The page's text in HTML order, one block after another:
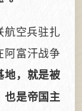
航空兵驻扎
阿富汗战争
地，就是被
也是帝国主